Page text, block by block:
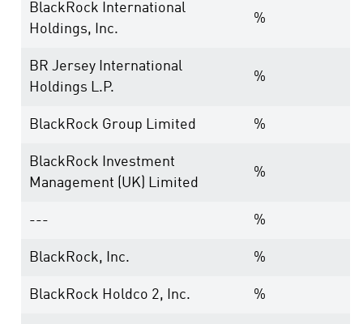
BlackRock International
Holdings, Inc.
%
BR Jersey International
Holdings L.P.
%
BlackRock Group Limited %
BlackRock Investment
Management (UK) Limited
%
--- %
BlackRock, Inc. %
BlackRock Holdco 2, Inc. %